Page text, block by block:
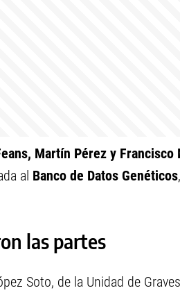
Martín Pérez y Francisco
al Banco de Datos Genéticos
las partes
Soto, de la Unidad de